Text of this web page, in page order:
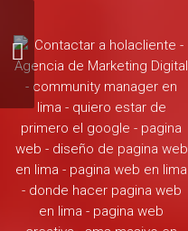
5 Beneficios de la
Fotografía de Productos